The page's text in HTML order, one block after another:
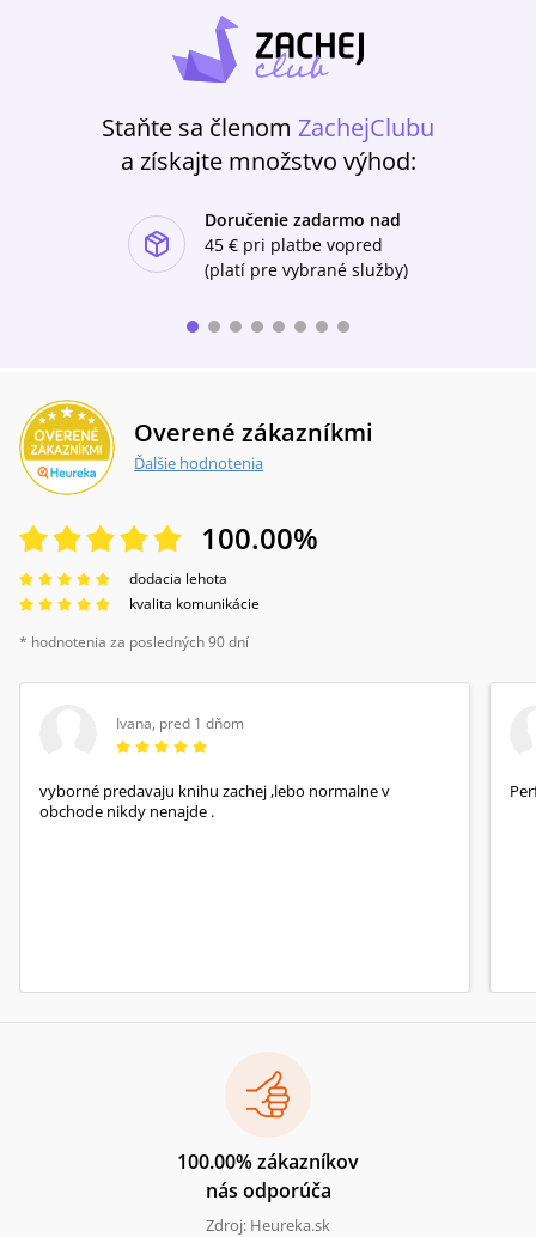
Staňte sa členom ZachejClubu
a získajte množstvo výhod:
Doručenie zadarmo nad
45 € pri platbe vopred
(platí pre vybrané služby)
Overené zákazníkmi
Ďalšie hodnotenia
100.00%
dodacia lehota
kvalita komunikácie
* hodnotenia za posledných 90 dní
Ivana, pred 1 dňom
vyborné predavaju knihu zachej ,lebo normalne v
obchode nikdy nenajde .
100.00% zákazníkov
nás odporúča
Zdroj: Heureka.sk